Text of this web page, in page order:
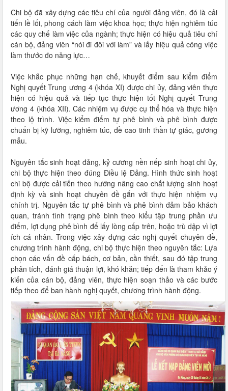
Chi bộ đã xây dựng các tiêu chí của người đảng viên, đó là cải
tiến lề lối, phong cách làm việc khoa học; thực hiện nghiêm túc
các quy chế làm việc của ngành; thực hiện có hiệu quả tiêu chí
cán bộ, đảng viên “nói đi đôi với làm” và lấy hiệu quả công việc
làm thước đo năng lực…
Việc khắc phục những hạn chế, khuyết điểm sau kiểm điểm
Nghị quyết Trung ương 4 (khóa XI) được chi ủy, đảng viên thực
hiện có hiệu quả và tiếp tục thực hiện tốt Nghị quyết Trung
ương 4 (khóa XII). Các nhiệm vụ được cụ thể hóa và thực hiện
theo lộ trình. Việc kiểm điểm tự phê bình và phê bình được
chuẩn bị kỹ lưỡng, nghiêm túc, đề cao tinh thần tự giác, gương
mẫu.
Nguyên tắc sinh hoạt đảng, kỷ cương nền nếp sinh hoạt chi ủy,
chi bộ thực hiện theo đúng Điều lệ Đảng. Hình thức sinh hoạt
chi bộ được cải tiến theo hướng nâng cao chất lượng sinh hoạt
định kỳ và sinh hoạt chuyên đề gắn với thực hiện nhiệm vụ
chính trị. Nguyên tắc tự phê bình và phê bình đảm bảo khách
quan, tránh tình trạng phê bình theo kiểu tập trung phần ưu
điểm, lợi dụng phê bình để lấy lòng cấp trên, hoặc trù dập vì lợi
ích cá nhân. Trong việc xây dựng các nghị quyết chuyên đề,
chương trình hành động, chi bộ thực hiện theo nguyên tắc: Lựa
chọn các vấn đề cấp bách, cơ bản, cần thiết, sau đó tập trung
phân tích, đánh giá thuận lợi, khó khăn; tiếp đến là tham khảo ý
kiến của cán bộ, đảng viên, thực hiện soạn thảo và các bước
tiếp theo để ban hành nghị quyết, chương trình hành động.